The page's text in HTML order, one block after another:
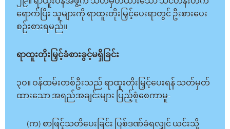
ရောက်ပြီး သူများကို ရာထူးတိုးမြှင့်ပေးရာတွင် ဦးစားပေး
စဉ်းစားရမည်။
ရာထူးတိုးမြှင့်ခံစားခွင့်မရှိခြင်း
၃ဝ။ ဝန်ထမ်းတစ်ဦးသည် ရာထူးတိုးမြှင့်ပေးရန် သတ်မှတ်
ထားသော အရည်အချင်းများ ပြည့်စုံစေကာမူ-
(က) စာဖြင့်သတိပေးခြင်း ပြစ်ဒဏ်ခံရလျှင် ယင်းသို့